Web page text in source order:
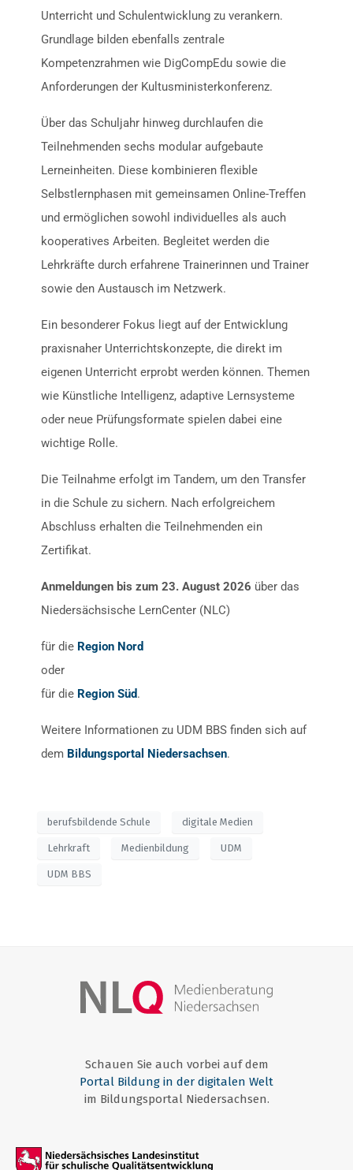
Unterricht und Schulentwicklung zu verankern.
Grundlage bilden ebenfalls zentrale
Kompetenzrahmen wie DigCompEdu sowie die
Anforderungen der Kultusministerkonferenz.
Über das Schuljahr hinweg durchlaufen die
Teilnehmenden sechs modular aufgebaute
Lerneinheiten. Diese kombinieren flexible
Selbstlernphasen mit gemeinsamen Online-Treffen
und ermöglichen sowohl individuelles als auch
kooperatives Arbeiten. Begleitet werden die
Lehrkräfte durch erfahrene Trainerinnen und Trainer
sowie den Austausch im Netzwerk.
Ein besonderer Fokus liegt auf der Entwicklung
praxisnaher Unterrichtskonzepte, die direkt im
eigenen Unterricht erprobt werden können. Themen
wie Künstliche Intelligenz, adaptive Lernsysteme
oder neue Prüfungsformate spielen dabei eine
wichtige Rolle.
Die Teilnahme erfolgt im Tandem, um den Transfer
in die Schule zu sichern. Nach erfolgreichem
Abschluss erhalten die Teilnehmenden ein
Zertifikat.
Anmeldungen bis zum 23. August 2026 über das
Niedersächsische LernCenter (NLC)
für die Region Nord
oder
für die Region Süd.
Weitere Informationen zu UDM BBS finden sich auf
dem Bildungsportal Niedersachsen.
berufsbildende Schule digitale Medien
Lehrkraft Medienbildung UDM
UDM BBS
Schauen Sie auch vorbei auf dem
Portal Bildung in der digitalen Welt
im Bildungsportal Niedersachsen.